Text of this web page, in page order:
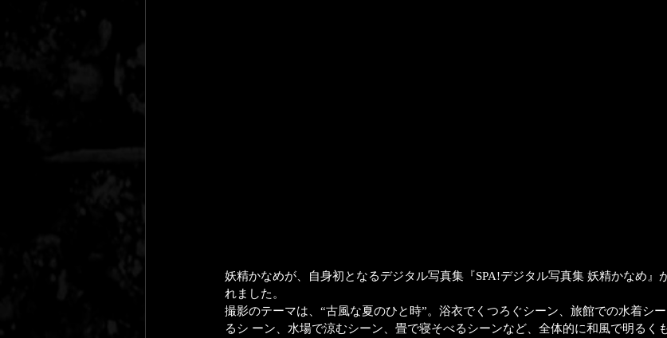
妖精かなめが、自身初となるデジタル写真集『SPA!デジタル写真集 妖精かなめ』
れました。
撮影のテーマは、“古風な夏のひと時”。浴衣でくつろぐシーン、旅館での水着シ
るシ ーン、水場で涼むシーン、畳で寝そべるシーンなど、全体的に和風で明るく